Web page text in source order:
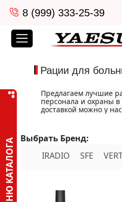
8 (999) 333-25-39
Рации для
МЕНЮ КАТАЛОГА
Предлагаем лучшие
персонала и охраны
доставкой можно у
Выбрать Бренд:
IRADIO
SFE